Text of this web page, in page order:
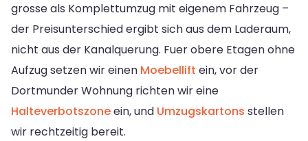
grosse als Komplettumzug mit eigenem Fahrzeug –
der Preisunterschied ergibt sich aus dem Laderaum,
nicht aus der Kanalquerung. Fuer obere Etagen ohne
Aufzug setzen wir einen Moebellift ein, vor der
Dortmunder Wohnung richten wir eine
Halteverbotszoneein, und Umzugskartons stellen
wir rechtzeitig bereit.